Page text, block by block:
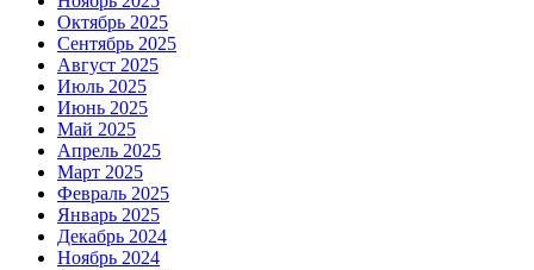
Октябрь 2025
Сентябрь 2025
Август 2025
Июль 2025
Июнь 2025
Май 2025
Апрель 2025
Март 2025
Февраль 2025
Январь 2025
Декабрь 2024
Ноябрь 2024